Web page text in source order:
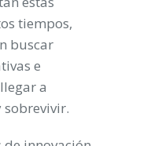
tiempos,
buscar
e
a
sobrevivir.